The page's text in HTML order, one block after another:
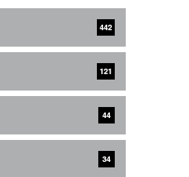
442
121
44
34